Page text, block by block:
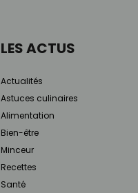
LES ACTUS
Actualités
Astuces culinaires
Alimentation
Bien-être
Minceur
Recettes
Santé